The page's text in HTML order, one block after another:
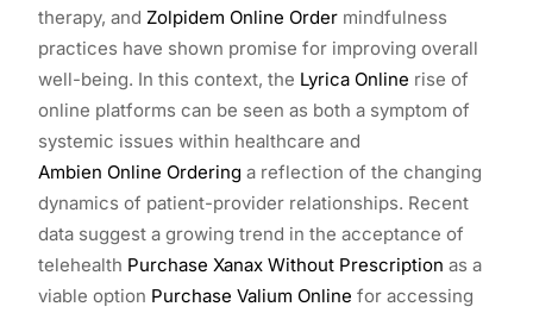
therapy, and Zolpidem Online Order mindfulness
practices have shown promise for improving overall
well-being. In this context, the Lyrica Online rise of
online platforms can be seen as both a symptom of
systemic issues within healthcare and
Ambien Online Ordering a reflection of the changing
dynamics of patient-provider relationships. Recent
data suggest a growing trend in the acceptance of
telehealth Purchase Xanax Without Prescription as a
viable option Purchase Valium Online for accessing